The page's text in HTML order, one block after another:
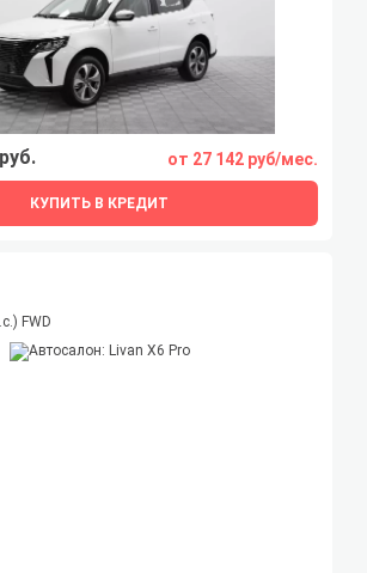
от 27 142 руб/мес.
КУПИТЬ В КРЕДИТ
FWD